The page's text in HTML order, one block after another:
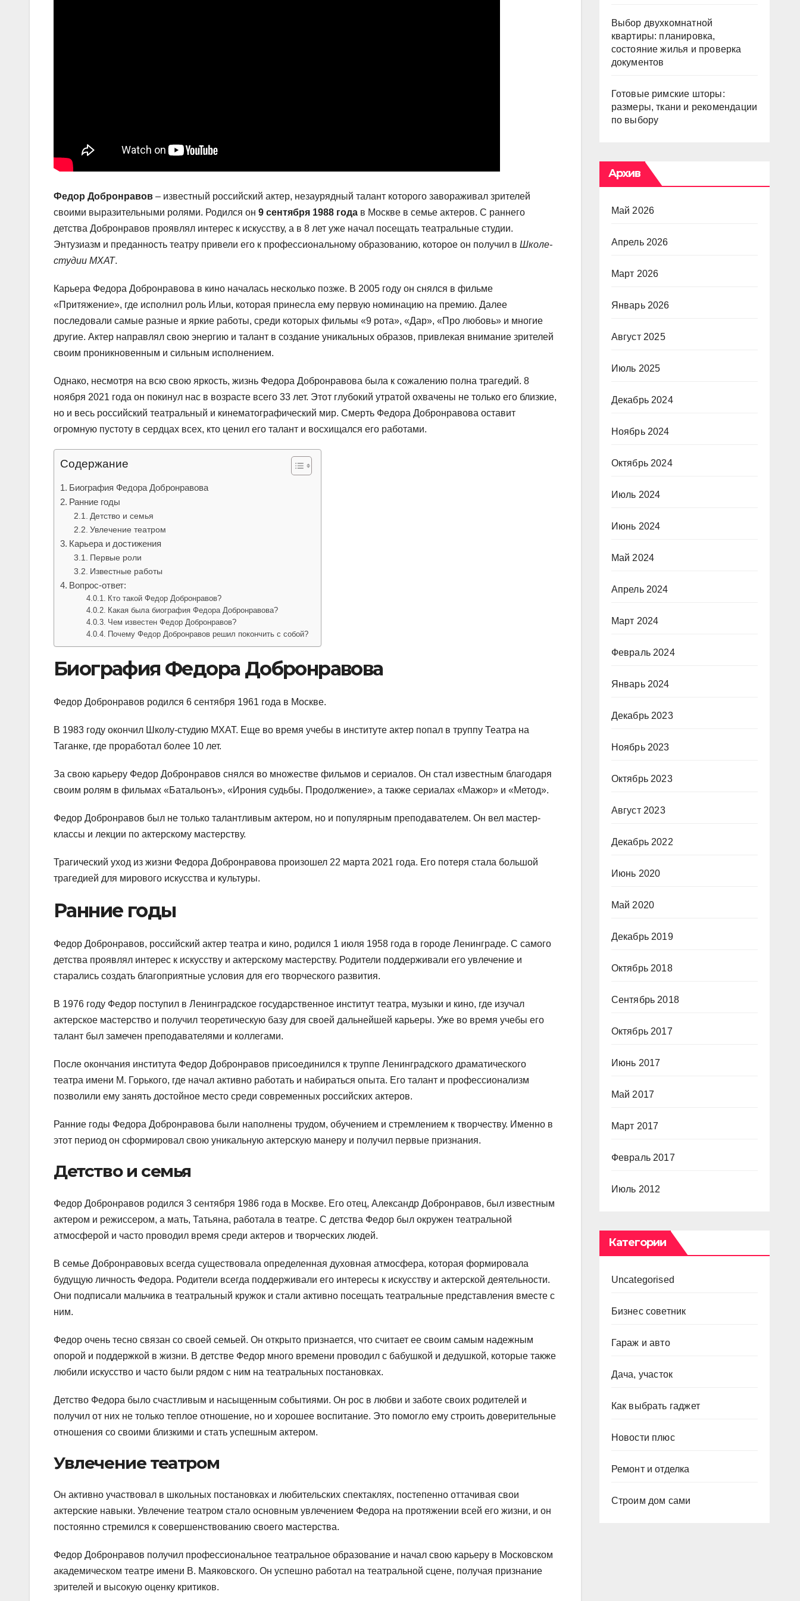
Федор Добронравов – известный российский актер, незаурядный талант которого завораживал зрителей
своими выразительными ролями. Родился он 9 сентября 1988 года в Москве в семье актеров. С раннего
детства Добронравов проявлял интерес к искусству, а в 8 лет уже начал посещать театральные студии.
Энтузиазм и преданность театру привели его к профессиональному образованию, которое он получил в Школе-
студии МХАТ.
Карьера Федора Добронравова в кино началась несколько позже. В 2005 году он снялся в фильме
«Притяжение», где исполнил роль Ильи, которая принесла ему первую номинацию на премию. Далее
последовали самые разные и яркие работы, среди которых фильмы «9 рота», «Дар», «Про любовь» и многие
другие. Актер направлял свою энергию и талант в создание уникальных образов, привлекая внимание зрителей
своим проникновенным и сильным исполнением.
Однако, несмотря на всю свою яркость, жизнь Федора Добронравова была к сожалению полна трагедий. 8
ноября 2021 года он покинул нас в возрасте всего 33 лет. Этот глубокий утратой охвачены не только его близкие,
но и весь российский театральный и кинематографический мир. Смерть Федора Добронравова оставит
огромную пустоту в сердцах всех, кто ценил его талант и восхищался его работами.
Содержание
Биография Федора Добронравова
Ранние годы
Детство и семья
Увлечение театром
Карьера и достижения
Первые роли
Известные работы
Вопрос-ответ:
Кто такой Федор Добронравов?
Какая была биография Федора Добронравова?
Чем известен Федор Добронравов?
Почему Федор Добронравов решил покончить с собой?
Биография Федора Добронравова
Федор Добронравов родился 6 сентября 1961 года в Москве.
В 1983 году окончил Школу-студию МХАТ. Еще во время учебы в институте актер попал в труппу Театра на
Таганке, где проработал более 10 лет.
За свою карьеру Федор Добронравов снялся во множестве фильмов и сериалов. Он стал известным благодаря
своим ролям в фильмах «Батальонъ», «Ирония судьбы. Продолжение», а также сериалах «Мажор» и «Метод».
Федор Добронравов был не только талантливым актером, но и популярным преподавателем. Он вел мастер-
классы и лекции по актерскому мастерству.
Трагический уход из жизни Федора Добронравова произошел 22 марта 2021 года. Его потеря стала большой
трагедией для мирового искусства и культуры.
Ранние годы
Федор Добронравов, российский актер театра и кино, родился 1 июля 1958 года в городе Ленинграде. С самого
детства проявлял интерес к искусству и актерскому мастерству. Родители поддерживали его увлечение и
старались создать благоприятные условия для его творческого развития.
В 1976 году Федор поступил в Ленинградское государственное институт театра, музыки и кино, где изучал
актерское мастерство и получил теоретическую базу для своей дальнейшей карьеры. Уже во время учебы его
талант был замечен преподавателями и коллегами.
После окончания института Федор Добронравов присоединился к труппе Ленинградского драматического
театра имени М. Горького, где начал активно работать и набираться опыта. Его талант и профессионализм
позволили ему занять достойное место среди современных российских актеров.
Ранние годы Федора Добронравова были наполнены трудом, обучением и стремлением к творчеству. Именно в
этот период он сформировал свою уникальную актерскую манеру и получил первые признания.
Детство и семья
Федор Добронравов родился 3 сентября 1986 года в Москве. Его отец, Александр Добронравов, был известным
актером и режиссером, а мать, Татьяна, работала в театре. С детства Федор был окружен театральной
атмосферой и часто проводил время среди актеров и творческих людей.
В семье Добронравовых всегда существовала определенная духовная атмосфера, которая формировала
будущую личность Федора. Родители всегда поддерживали его интересы к искусству и актерской деятельности.
Они подписали мальчика в театральный кружок и стали активно посещать театральные представления вместе с
ним.
Федор очень тесно связан со своей семьей. Он открыто признается, что считает ее своим самым надежным
опорой и поддержкой в жизни. В детстве Федор много времени проводил с бабушкой и дедушкой, которые также
любили искусство и часто были рядом с ним на театральных постановках.
Детство Федора было счастливым и насыщенным событиями. Он рос в любви и заботе своих родителей и
получил от них не только теплое отношение, но и хорошее воспитание. Это помогло ему строить доверительные
отношения со своими близкими и стать успешным актером.
Увлечение театром
Он активно участвовал в школьных постановках и любительских спектаклях, постепенно оттачивая свои
актерские навыки. Увлечение театром стало основным увлечением Федора на протяжении всей его жизни, и он
постоянно стремился к совершенствованию своего мастерства.
Федор Добронравов получил профессиональное театральное образование и начал свою карьеру в Московском
академическом театре имени В. Маяковского. Он успешно работал на театральной сцене, получая признание
зрителей и высокую оценку критиков.
Выбор двухкомнатной
квартиры: планировка,
состояние жилья и проверка
документов
Готовые римские шторы:
размеры, ткани и рекомендации
по выбору
Архив
Май 2026
Апрель 2026
Март 2026
Январь 2026
Август 2025
Июль 2025
Декабрь 2024
Ноябрь 2024
Октябрь 2024
Июль 2024
Июнь 2024
Май 2024
Апрель 2024
Март 2024
Февраль 2024
Январь 2024
Декабрь 2023
Ноябрь 2023
Октябрь 2023
Август 2023
Декабрь 2022
Июнь 2020
Май 2020
Декабрь 2019
Октябрь 2018
Сентябрь 2018
Октябрь 2017
Июнь 2017
Май 2017
Март 2017
Февраль 2017
Июль 2012
Категории
Uncategorised
Бизнес советник
Гараж и авто
Дача, участок
Как выбрать гаджет
Новости плюс
Ремонт и отделка
Строим дом сами